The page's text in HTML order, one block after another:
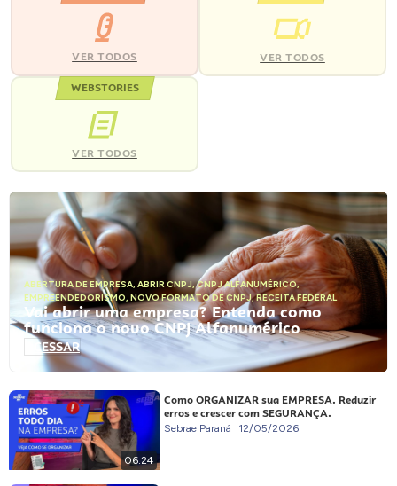
VER TODOS VER TODOS
WEBSTORIES
VER TODOS
ABERTURA DE EMPRESA, ABRIR CNPJ,CNPJ ALFANUMÉRICO,
EMPREENDEDORISMO, NOVO FORMATO DE CNPJ,RECEITA FEDERAL
Vai abrir uma empresa? Entenda como
funciona o novo CNPJ Alfanumérico
ACESSAR
06:24
Como ORGANIZAR sua EMPRESA. Reduzir
erros e crescer com SEGURANÇA.
Sebrae Paraná 12/05/2026